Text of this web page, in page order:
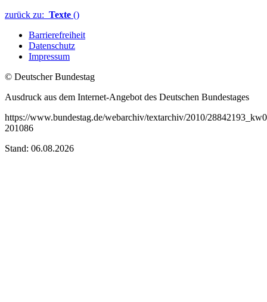
zurück zu: Texte ()
Barrierefreiheit
Datenschutz
Impressum
© Deutscher Bundestag
Ausdruck aus dem Internet-Angebot des Deutschen Bundestages
https://www.bundestag.de/webarchiv/textarchiv/2010/
201086
Stand: 06.08.2026